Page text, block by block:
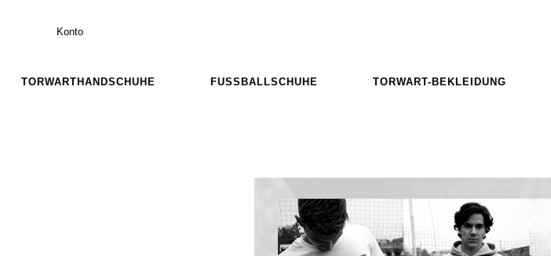
Konto
TORWARTHANDSCHUHE FUSSBALLSCHUHE TORWART-BEKLEIDUNG